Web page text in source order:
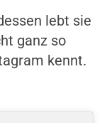
lebt sie
ganz so
kennt.